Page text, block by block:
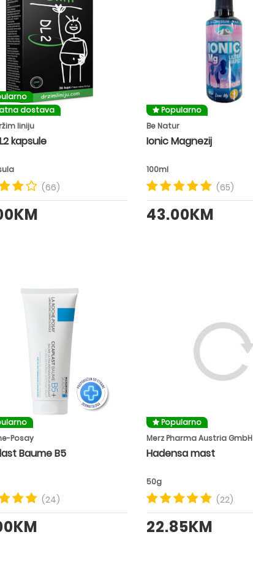
dostava
liniju
kapsule
(66)
Popularno
Be Natur
Ionic Magnezij
100ml
(65)
43.00KM
Posay
Baume B5
(24)
Popularno
Merz Pharma Austria GmbH
Hadensa mast
50g
(22)
22.85KM